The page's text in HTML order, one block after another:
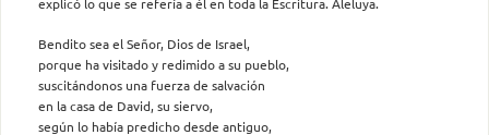
Bendito sea el Señor, Dios de Israel,
porque ha visitado y redimido a su pueblo,
suscitándonos una fuerza de salvación
en la casa de David, su siervo,
según lo había predicho desde antiguo,